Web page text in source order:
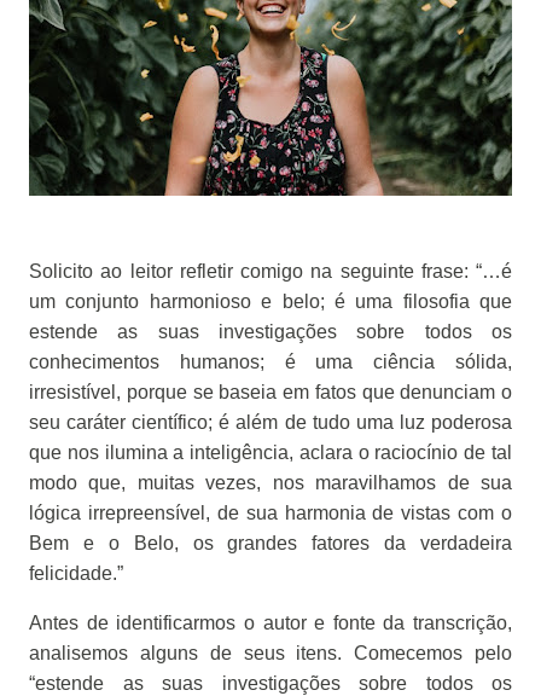
Solicito ao leitor refletir comigo na seguinte frase: “…é
um conjunto harmonioso e belo; é uma filosofia que
estende as suas investigações sobre todos os
conhecimentos humanos; é uma ciência sólida,
irresistível, porque se baseia em fatos que denunciam o
seu caráter científico; é além de tudo uma luz poderosa
que nos ilumina a inteligência, aclara o raciocínio de tal
modo que, muitas vezes, nos maravilhamos de sua
lógica irrepreensível, de sua harmonia de vistas com o
Bem e o Belo, os grandes fatores da verdadeira
felicidade.”
Antes de identificarmos o autor e fonte da transcrição,
analisemos alguns de seus itens. Comecemos pelo
“estende as suas investigações sobre todos os